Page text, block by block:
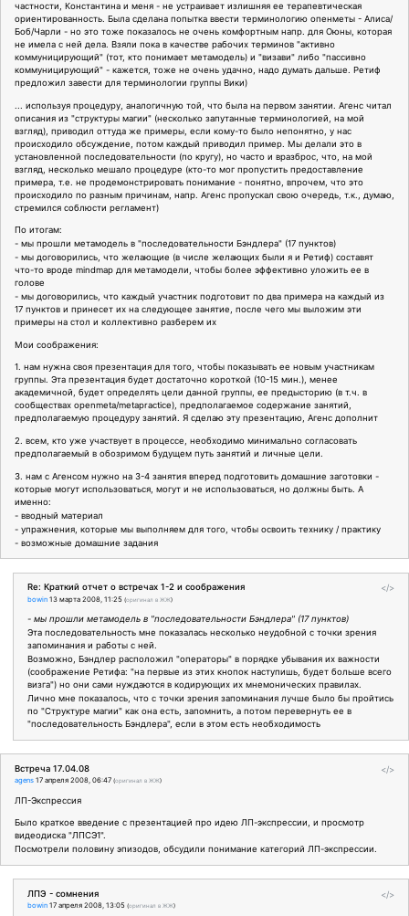
частности, Константина и меня - не устраивает излишняя ее терапевтическая
ориентированность. Была сделана попытка ввести терминологию опенметы - Алиса/
Боб/Чарли - но это тоже показалось не очень комфортным напр. для Оюны, которая
не имела с ней дела. Взяли пока в качестве рабочих терминов "активно
коммуницирующий" (тот, кто понимает метамодель) и "визави" либо "пассивно
коммуницирующий" - кажется, тоже не очень удачно, надо думать дальше. Ретиф
предложил завести для терминологии группы Вики)
... используя процедуру, аналогичную той, что была на первом занятии. Агенс читал
описания из "структуры магии" (несколько запутанные терминологией, на мой
взгляд), приводил оттуда же примеры, если кому-то было непонятно, у нас
происходило обсуждение, потом каждый приводил пример. Мы делали это в
установленной последовательности (по кругу), но часто и вразброс, что, на мой
взгляд, несколько мешало процедуре (кто-то мог пропустить предоставление
примера, т.е. не продемонстрировать понимание - понятно, впрочем, что это
происходило по разным причинам, напр. Агенс пропускал свою очередь, т.к., думаю,
стремился соблюсти регламент)
По итогам:
- мы прошли метамодель в "последовательности Бэндлера" (17 пунктов)
- мы договорились, что желающие (в числе желающих были я и Ретиф) составят
что-то вроде mindmap для метамодели, чтобы более эффективно уложить ее в
голове
- мы договорились, что каждый участник подготовит по два примера на каждый из
17 пунктов и принесет их на следующее занятие, после чего мы выложим эти
примеры на стол и коллективно разберем их
Мои соображения:
1. нам нужна своя презентация для того, чтобы показывать ее новым участникам
группы. Эта презентация будет достаточно короткой (10-15 мин.), менее
академичной, будет определять цели данной группы, ее предысторию (в т.ч. в
сообществах openmeta/metapractice), предполагаемое содержание занятий,
предполагаемую процедуру занятий. Я сделаю эту презентацию, Агенс дополнит
2. всем, кто уже участвует в процессе, необходимо минимально согласовать
предполагаемый в обозримом будущем путь занятий и личные цели.
3. нам с Агенсом нужно на 3-4 занятия вперед подготовить домашние заготовки -
которые могут использоваться, могут и не использоваться, но должны быть. А
именно:
- вводный материал
- упражнения, которые мы выполняем для того, чтобы освоить технику / практику
- возможные домашние задания
</>
Re: Краткий отчет о встречах 1-2 и соображения
bowin 13 марта 2008, 11:25 (оригинал в ЖЖ)
- мы прошли метамодель в "последовательности Бэндлера" (17 пунктов)
Эта последовательность мне показалась несколько неудобной с точки зрения
запоминания и работы с ней.
Возможно, Бэндлер расположил "операторы" в порядке убывания их важности
(соображение Ретифа: "на первые из этих кнопок наступишь, будет больше всего
визга") но они сами нуждаются в кодирующих их мнемонических правилах.
Лично мне показалось, что с точки зрения запоминания лучше было бы пройтись
по "Структуре магии" как она есть, запомнить, а потом перевернуть ее в
"последовательность Бэндлера", если в этом есть необходимость
</>
Встреча 17.04.08
agens 17 апреля 2008, 06:47 (оригинал в ЖЖ)
ЛП-Экспрессия
Было краткое введение с презентацией про идею ЛП-экспрессии, и просмотр
видеодиска "ЛПСЭ1".
Посмотрели половину эпизодов, обсудили понимание категорий ЛП-экспрессии.
</>
ЛПЭ - сомнения
bowin 17 апреля 2008, 13:05 (оригинал в ЖЖ)